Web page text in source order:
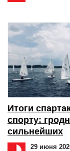
Итоги
спорту:
сильнейших
29 июня